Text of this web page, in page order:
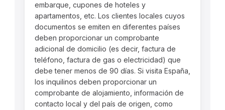
embarque, cupones de hoteles y
apartamentos, etc. Los clientes locales cuyos
documentos se emiten en diferentes países
deben proporcionar un comprobante
adicional de domicilio (es decir, factura de
teléfono, factura de gas o electricidad) que
debe tener menos de 90 días. Si visita España,
los inquilinos deben proporcionar un
comprobante de alojamiento, información de
contacto local y del país de origen, como